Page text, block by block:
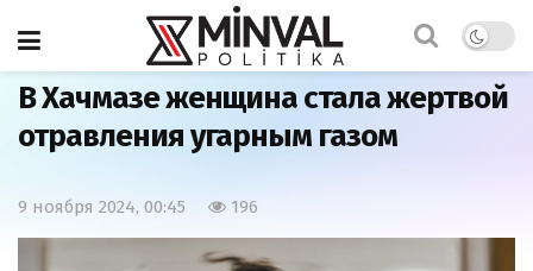
Главная Общество
В Хачмазе женщина стала жертвой
отравления угарным газом
9 ноября 2024, 00:45 196